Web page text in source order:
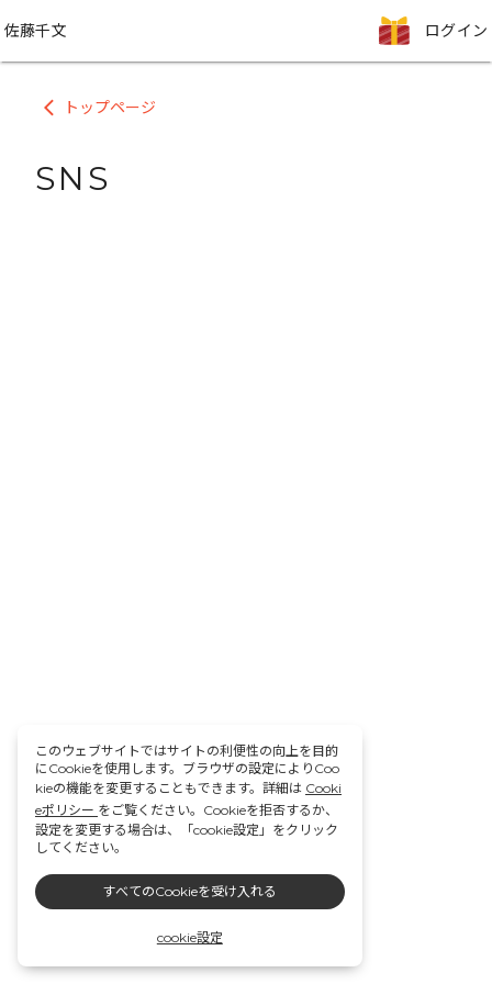
佐藤千文 ログイン
arrow_back_ios トップページ
SNS
このウェブサイトではサイトの利便性の向上を目的
にCookieを使用します。ブラウザの設定によりCoo
kieの機能を変更することもできます。詳細は Cooki
eポリシー をご覧ください。Cookieを拒否するか、
設定を変更する場合は、「cookie設定」をクリック
してください。
すべてのCookieを受け入れる
cookie設定